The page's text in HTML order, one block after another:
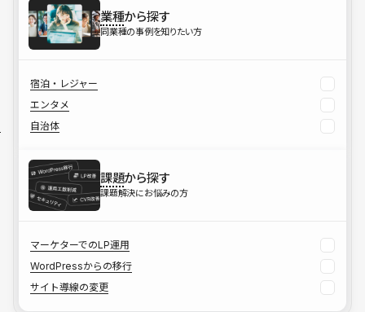
業種から探す
同業種の事例を知りたい方
宿泊・レジャー
エンタメ
自治体
課題から探す
課題解決にお悩みの方
マーケターでのLP運用
WordPressからの移行
サイト導線の変更